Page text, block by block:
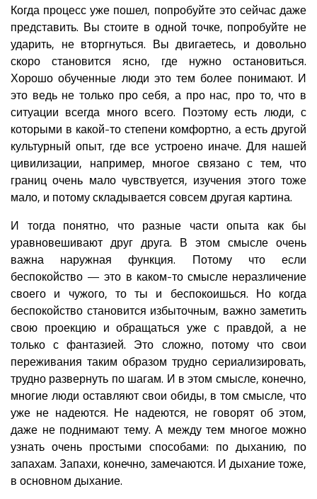
Когда процесс уже пошел, попробуйте это сейчас даже
представить. Вы стоите в одной точке, попробуйте не
ударить, не вторгнуться. Вы двигаетесь, и довольно
скоро становится ясно, где нужно остановиться.
Хорошо обученные люди это тем более понимают. И
это ведь не только про себя, а про нас, про то, что в
ситуации всегда много всего. Поэтому есть люди, с
которыми в какой-то степени комфортно, а есть другой
культурный опыт, где все устроено иначе. Для нашей
цивилизации, например, многое связано с тем, что
границ очень мало чувствуется, изучения этого тоже
мало, и потому складывается совсем другая картина.
И тогда понятно, что разные части опыта как бы
уравновешивают друг друга. В этом смысле очень
важна наружная функция. Потому что если
беспокойство — это в каком-то смысле неразличение
своего и чужого, то ты и беспокоишься. Но когда
беспокойство становится избыточным, важно заметить
свою проекцию и обращаться уже с правдой, а не
только с фантазией. Это сложно, потому что свои
переживания таким образом трудно сериализировать,
трудно развернуть по шагам. И в этом смысле, конечно,
многие люди оставляют свои обиды, в том смысле, что
уже не надеются. Не надеются, не говорят об этом,
даже не поднимают тему. А между тем многое можно
узнать очень простыми способами: по дыханию, по
запахам. Запахи, конечно, замечаются. И дыхание тоже,
в основном дыхание.